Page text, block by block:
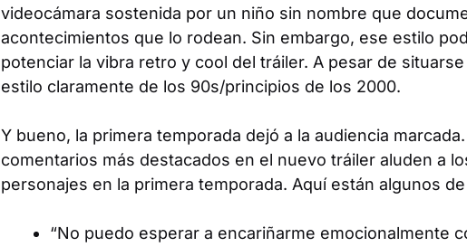
videocámara sostenida por un niño sin nombre que
acontecimientos que lo rodean. Sin embargo, ese estilo
potenciar la vibra retro y cool del tráiler. A pesar de
estilo claramente de los 90s/principios de los 2000.
Y bueno, la primera temporada dejó a la audiencia marcada.
comentarios más destacados en el nuevo tráiler aluden a
personajes en la primera temporada. Aquí están algunos
“No puedo esperar a encariñarme emocionalmente